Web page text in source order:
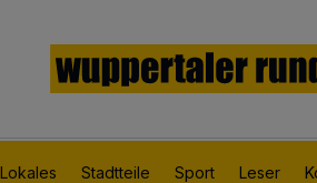
Lokales Stadtteile Sport Leser